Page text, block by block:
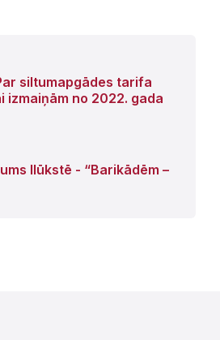
siltumapgādes tarifa
izmaiņām no 2022. gada
Ilūkstē - “Barikādēm –